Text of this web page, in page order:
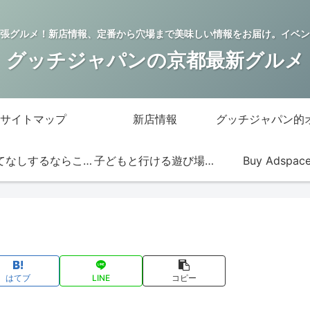
グルメ！新店情報、定番から穴場まで美味しい情報をお届け。イベ
グッチジャパンの京都最新グルメ
サイトマップ 新店情報
おもてなしするならこの店 子どもと行ける遊び場・お店 Buy
はてブ LINE コピー